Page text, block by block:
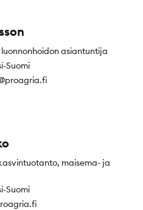
asiantuntija
Suomi
maisema- ja
Suomi